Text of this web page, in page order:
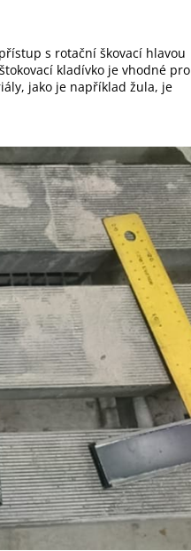
s rotační škovací hlavou
kladívko je vhodné pro
jako je například žula, je